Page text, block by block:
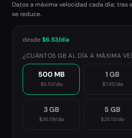
Datos a máxima velocidad cada día; tras
se reduce.
desde$6.53/día
¿CUÁNTOS GB AL DÍA A MÁXIMA
500 MB
$6.53/día
1 GB
$7.45/día
3 GB
$36.59/día
5 GB
$26.13/día